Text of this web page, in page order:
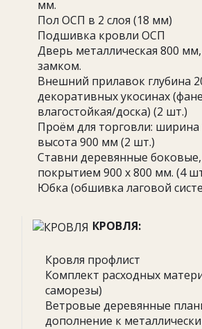
мм.
Пол ОСП в 2 слоя (18 мм)
Подшивка кровли ОСП
Дверь металлическая 800
замком.
Внешний прилавок глубина
декоративных укосинах
влагостойкая/доска) (2 шт.)
Проём для торговли:
высота 900 мм (2 шт.)
Ставни деревянные
покрытием 900 х 800 мм. (4
Юбка (обшивка лаговой
КРОВЛЯ:
Кровля профлист
Комплект расходных
саморезы)
Ветровые деревянные
дополнение к